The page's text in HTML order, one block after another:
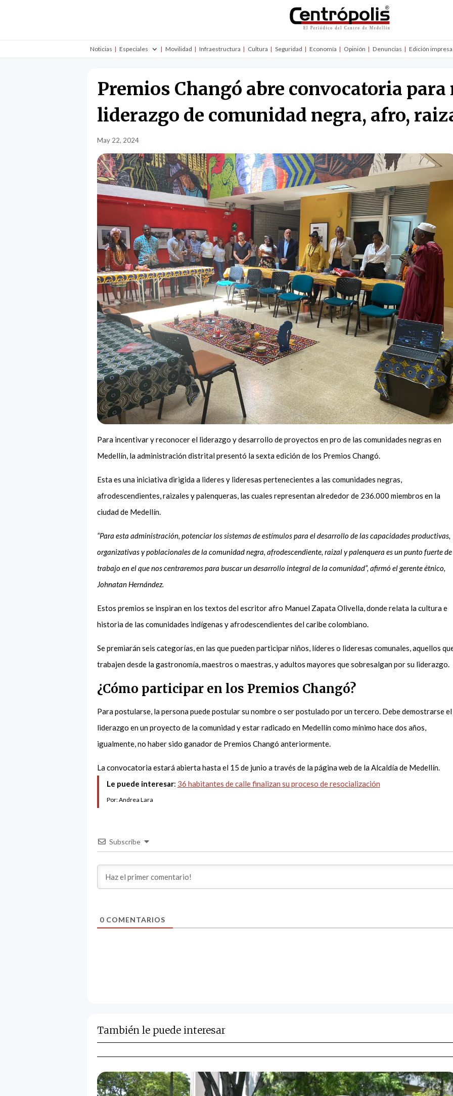
Noticias Especiales Movilidad Infraestructura Cultura Seguridad Economía Opinión Denuncias Edición impresa
Premios Changó abre convocatoria para
liderazgo de comunidad negra, afro,
May 22, 2024
Para incentivar y reconocer el liderazgo y desarrollo de proyectos en pro de las comunidades negras en
Medellín, la administración distrital presentó la sexta edición de los Premios Changó.
Esta es una iniciativa dirigida a lideres y lideresas pertenecientes a las comunidades negras,
afrodescendientes, raizales y palenqueras, las cuales representan alrededor de 236.000 miembros en la
ciudad de Medellín.
“Para esta administración, potenciar los sistemas de estímulos para el desarrollo de las capacidades productivas,
organizativas y poblacionales de la comunidad negra, afrodescendiente, raizal y palenquera es un punto fuerte de
trabajo en el que nos centraremos para buscar un desarrollo integral de la comunidad”, afirmó el gerente étnico,
Johnatan Hernández.
Estos premios se inspiran en los textos del escritor afro Manuel Zapata Olivella, donde relata la cultura e
historia de las comunidades indígenas y afrodescendientes del caribe colombiano.
Se premiarán seis categorías, en las que pueden participar niños, líderes o lideresas comunales, aquellos
trabajen desde la gastronomía, maestros o maestras, y adultos mayores que sobresalgan por su liderazgo.
¿Cómo participar en los Premios Changó?
Para postularse, la persona puede postular su nombre o ser postulado por un tercero. Debe demostrarse el
liderazgo en un proyecto de la comunidad y estar radicado en Medellín como mínimo hace dos años,
igualmente, no haber sido ganador de Premios Changó anteriormente.
La convocatoria estará abierta hasta el 15 de junio a través de la página web de la Alcaldía de Medellín.
Le puede interesar: 36 habitantes de calle finalizan su proceso de resocialización
Por: Andrea Lara
Subscribe
0 COMENTARIOS
También le puede interesar